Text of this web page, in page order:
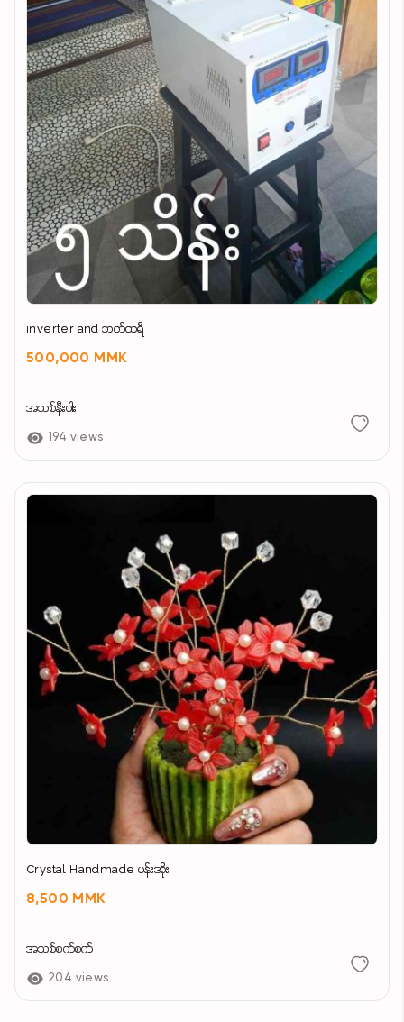
inverter and ဘတ်ထရီ
500,000 MMK
အသစ်နီးပါး
194 views
Crystal Handmade ပန်းအိုး
8,500 MMK
အသစ်စက်စက်
204 views